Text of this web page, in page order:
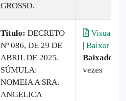
GROSSO.
Titulo: DECRETO
Nº 086, DE 29 DE
ABRIL DE 2025.
SÚMULA:
NOMEIA A SRA.
ANGELICA
Visualizar
| Baixar
Baixado:
vezes